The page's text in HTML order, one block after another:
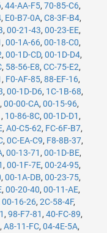
, 44-AA-F5, 70-85-C6,
, E0-B7-0A, C8-3F-B4,
, 00-21-43, 00-23-EE,
, 00-1A-66, 00-18-C0,
, 00-1D-CD, 00-1D-D4,
, 58-56-E8, CC-75-E2,
, F0-AF-85, 88-EF-16,
, 00-1D-D6, 1C-1B-68,
, 00-00-CA, 00-15-96,
, 10-86-8C, 00-1D-D1 ,
, A0-C5-62, FC-6F-B7,
, 0C-EA-C9, F8-8B-37,
, 00-13-71 , 00-1D-BE,
, 00-1F-7E, 00-24-95,
, 00-1A-DB, 00-23-75,
, 00-20-40, 00-11-AE,
00-16-26, 2C-58-4F,
, 98-F7-81 , 40-FC-89,
, A8-11-FC, 04-4E-5A,